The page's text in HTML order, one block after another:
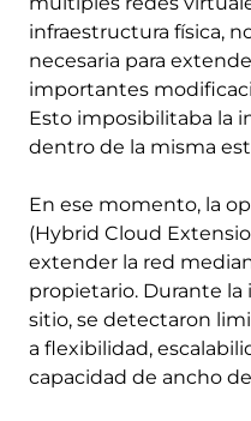
infraestructura física,
necesaria para
importantes
Esto imposibilitaba la
dentro de la misma
En ese momento, la
(Hybrid Cloud
extender la red
propietario. Durante
sitio, se detectaron
a flexibilidad,
capacidad de ancho